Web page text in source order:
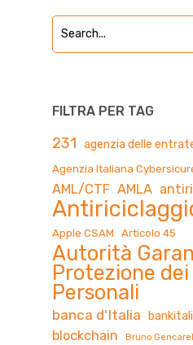
FILTRA PER TAG
231 agenzia delle
Agenzia Italiana
AML/CTF AMLA
Apple CSAM Articolo 45
Autorità
Protezione
Personali
banca d'Italia
blockchain Bruno